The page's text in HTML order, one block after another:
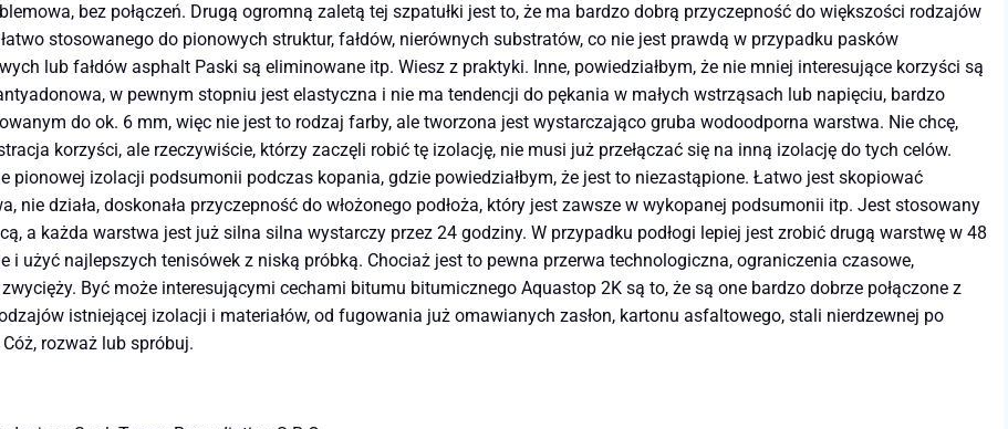
bez połączeń. Drugą ogromną zaletą tej szpatułki jest to, że ma bardzo dobrą przyczepność do większości rodzajów
stosowanego do pionowych struktur, fałdów, nierównych substratów, co nie jest prawdą w przypadku pasków
lub fałdów asphalt Paski są eliminowane itp. Wiesz z praktyki. Inne, powiedziałbym, że nie mniej interesujące korzyści są
w pewnym stopniu jest elastyczna i nie ma tendencji do pękania w małych wstrząsach lub napięciu, bardzo
do ok. 6 mm, więc nie jest to rodzaj farby, ale tworzona jest wystarczająco gruba wodoodporna warstwa. Nie chcę,
korzyści, ale rzeczywiście, którzy zaczęli robić tę izolację, nie musi już przełączać się na inną izolację do tych celów.
pionowej izolacji podsumonii podczas kopania, gdzie powiedziałbym, że jest to niezastąpione. Łatwo jest skopiować
nie działa, doskonała przyczepność do włożonego podłoża, który jest zawsze w wykopanej podsumonii itp. Jest stosowany
a każda warstwa jest już silna silna wystarczy przez 24 godziny. W przypadku podłogi lepiej jest zrobić drugą warstwę w 48
i użyć najlepszych tenisówek z niską próbką. Chociaż jest to pewna przerwa technologiczna, ograniczenia czasowe,
Być może interesującymi cechami bitumu bitumicznego Aquastop 2K są to, że są one bardzo dobrze połączone z
istniejącej izolacji i materiałów, od fugowania już omawianych zasłon, kartonu asfaltowego, stali nierdzewnej po
rozważ lub spróbuj.